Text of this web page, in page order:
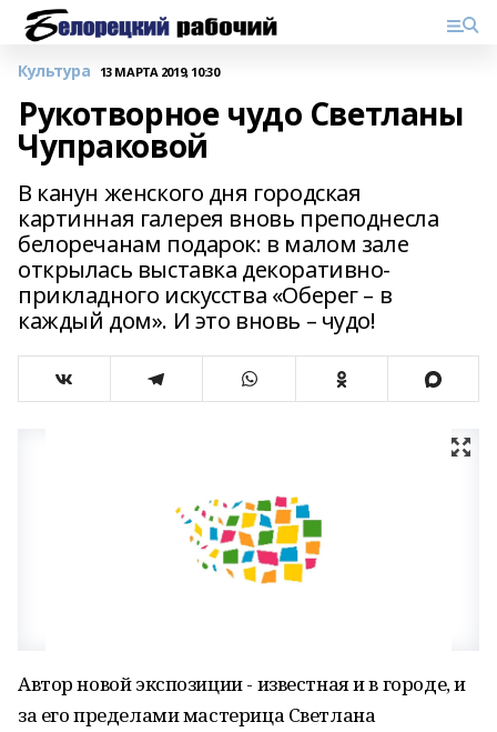
Культура 13 МАРТА 2019, 10:30
Рукотворное чудо Светланы
Чупраковой
В канун женского дня городская
картинная галерея вновь преподнесла
белоречанам подарок: в малом зале
открылась выставка декоративно-
прикладного искусства «Оберег – в
каждый дом». И это вновь – чудо!
Автор новой экспозиции - известная и в городе, и
за его пределами мастерица Светлана